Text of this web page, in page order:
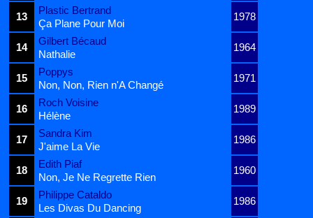
13
Plastic Bertrand
1978
Ça Plane Pour Moi
14
Gilbert Bécaud
1964
Nathalie
15
Poppys
1971
Non, Non, Rien n'A Changé
16
Roch Voisine
1989
Hélène
17
Sandra Kim
1986
J'aime La Vie
18
Edith Piaf
1960
Non, Je Ne Regrette Rien
19
Philippe Cataldo
1986
Les Divas Du Dancing